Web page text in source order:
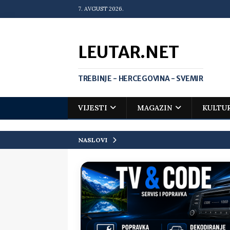
7. AVGUST 2026.
LEUTAR.NET
TREBINJE - HERCEGOVINA - SVEMIR
VIJESTI MAGAZIN
NASLOVI
[ 20. jul 2026. ] Zlato za Vuka
matematičkoj olimpijadi VIJESTI
Da li i obraz ima
[ 16. jul 2026. ] Mile će da ti